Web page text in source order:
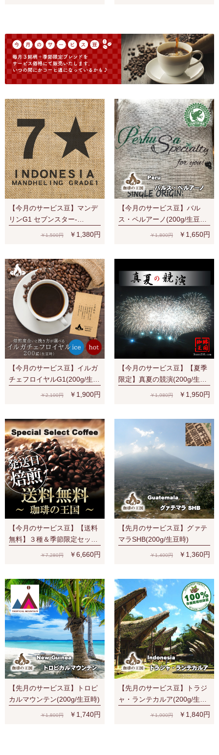
【今月のサービス豆】マンデ
リンG1 セブンスター-
SevenStars (200g/生豆時) RA
￥1,500円 ￥1,380円
【今月のサービス豆】バル
ス・ペルアーノ(200g/生豆
時)RA認証 スペシャルティ 芳
￥1,800円 ￥1,650円
【今月のサービス豆】イルガ
チェフロイヤルG1(200g/生豆
時) 有機栽培豆 ナチュラル ス
￥2,100円 ￥1,900円
【今月のサービス豆】【夏季
限定】真夏の競演(200g/生豆
￥1,980円 ￥1,950円
【今月のサービス豆】【送料
無料】３種＆季節限定セット
（S、V、Y、夏）宅配便でも
￥7,280円 ￥6,660円
【先月のサービス豆】グァテ
マラSHB(200g/生豆時)
￥1,400円 ￥1,360円
【先月のサービス豆】トロピ
カルマウンテン(200g/生豆時)
￥1,800円 ￥1,740円
【先月のサービス豆】トラジ
ャ・ランテカルア(200g/生豆
時)有機栽培コーヒー豆 無農
￥1,900円 ￥1,840円